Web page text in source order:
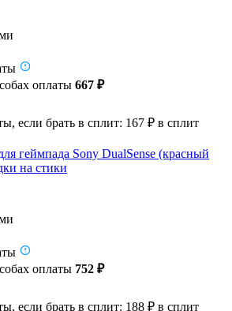
оплаты 667 ₽
если брать в сплит: 167 ₽ в сплит
геймпада Sony DualSense (красный
на стики
оплаты 752 ₽
если брать в сплит: 188 ₽ в сплит